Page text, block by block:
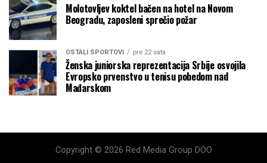
Molotovljev koktel bačen na hotel na Novom
Beogradu, zaposleni sprečio požar
OSTALI SPORTOVI pre 22 sata
Ženska juniorska reprezentacija Srbije osvojila
Evropsko prvenstvo u tenisu pobedom nad
Mađarskom
Copyright © 2026 Red Media Group DOO